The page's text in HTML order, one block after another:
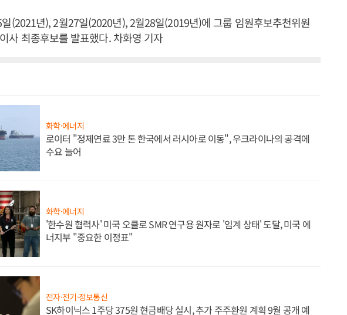
(2021년), 2월27일(2020년), 2월28일(2019년)에 그룹 임원후보추천위원
사 최종후보를 발표했다. 차화영 기자
화학·에너지
로이터 "정제연료 3만 톤 한국에서 러시아로 이동", 우크라이나의 공격에
수요 늘어
화학·에너지
'한수원 협력사' 미국 오클로 SMR 연구용 원자로 '임계 상태' 도달, 미국 에
너지부 "중요한 이정표"
전자·전기·정보통신
SK하이닉스 1주당 375원 현금배당 실시, 추가 주주환원 계획 9월 공개 예